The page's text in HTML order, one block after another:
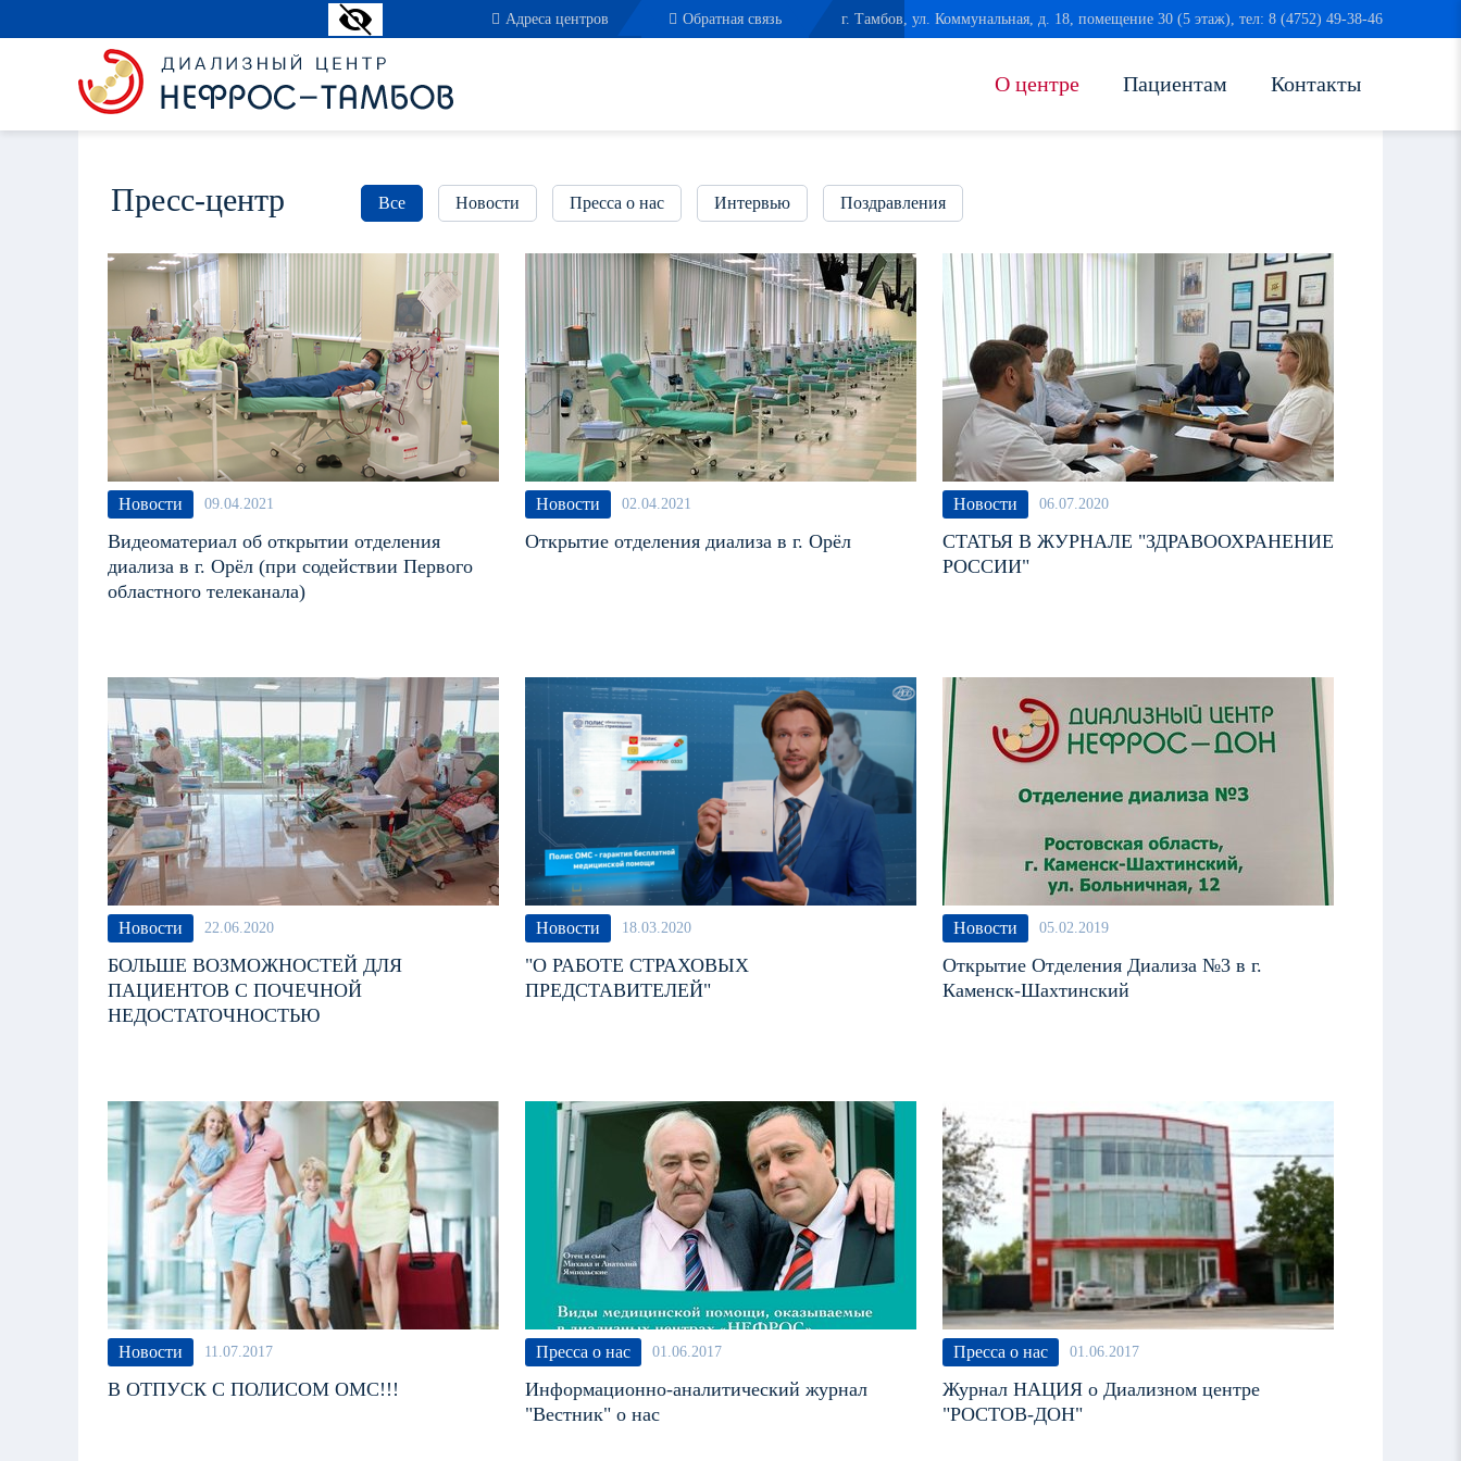
Адреса центров Обратная связь г. Тамбов, ул. Коммунальная, д. 18, помещение 30 (5 этаж), тел: 8 (4752) 49-38-46
О центре Пациентам Контакты
Пресс-центр Все Новости Пресса о нас Интервью Поздравления
Новости 09.04.2021
Видеоматериал об открытии отделения
диализа в г. Орёл (при содействии Первого
областного телеканала)
Новости 02.04.2021
Открытие отделения диализа в г. Орёл
Новости 06.07.2020
СТАТЬЯ В ЖУРНАЛЕ "ЗДРАВООХРАНЕНИЕ
РОССИИ"
Новости 22.06.2020
БОЛЬШЕ ВОЗМОЖНОСТЕЙ ДЛЯ
ПАЦИЕНТОВ С ПОЧЕЧНОЙ
НЕДОСТАТОЧНОСТЬЮ
Новости 18.03.2020
"О РАБОТЕ СТРАХОВЫХ
ПРЕДСТАВИТЕЛЕЙ"
Новости 05.02.2019
Открытие Отделения Диализа №3 в г.
Каменск-Шахтинский
Новости 11.07.2017
В ОТПУСК С ПОЛИСОМ ОМС!!!
Пресса о нас 01.06.2017
Информационно-аналитический журнал
"Вестник" о нас
Пресса о нас 01.06.2017
Журнал НАЦИЯ о Диализном центре
"РОСТОВ-ДОН"